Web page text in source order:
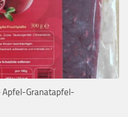
Apfel-Granatapfel-